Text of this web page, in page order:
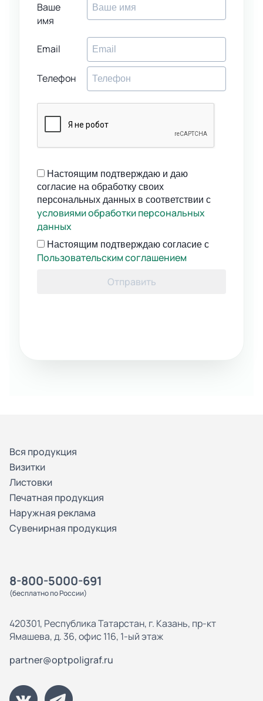
Ваше
имя
Email
Телефон
Настоящим подтверждаю и даю
согласие на обработку своих
персональных данных в соответствии с
условиями обработки персональных
данных
Настоящим подтверждаю согласие с
Пользовательским соглашением
Отправить
Вся продукция
Визитки
Листовки
Печатная продукция
Наружная реклама
Сувенирная продукция
8-800-5000-691
(бесплатно по России)
420301, Республика Татарстан, г. Казань, пр-кт
Ямашева, д. 36, офис 116, 1-ый этаж
partner@optpoligraf.ru